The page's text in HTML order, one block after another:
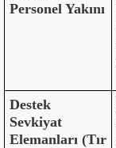
Personel Yakını
Destek
Sevkiyat
Elemanları (Tır